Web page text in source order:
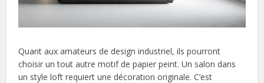
Quant aux amateurs de design industriel, ils pourront
choisir un tout autre motif de papier peint. Un salon dans
un style loft requiert une décoration originale. C’est